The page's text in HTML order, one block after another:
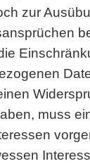
zur
muss